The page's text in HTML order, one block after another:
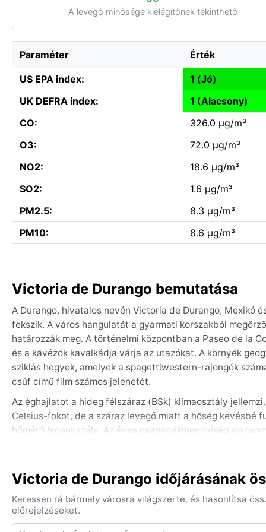
A levegő minősége kielégítőnek tekinthető
Paraméter Érték
US EPA index:
1 (Jó)
UK DEFRA index:
1 (Alacsony)
CO:
326.0 µg/m³
O3:
72.0 µg/m³
NO2:
18.6 µg/m³
SO2:
1.6 µg/m³
PM2.5:
8.3 µg/m³
PM10:
8.6 µg/m³
Victoria de Durango bemutatása
A Durango, hivatalos nevén Victoria de Durango, Mexikó
fekszik. A város hangulatát a gyarmati korszakból
határozzák meg. A történelmi központban a Paseo de la
és a kávézók kavalkádja várja az utazókat. A környék
sziklás hegyek, amelyek a spagettiwestern-rajongók
csúf című film számos jelenetét.
Az éghajlatot a hideg félszáraz (BSk) klímaosztály
Celsius-fokot, de a száraz levegő miatt a hőség kevésbé
hőmérő higanyszála. Az éves csapadékmennyiség
pláne.
Az ideális utazási időszak az ősz és a tavasz, amikor a
ritkábbak. Bár a várost nem sújtják trópusi ciklonok, a
homokviharszerű állapotokat idézhet elő. A legtöbb
Victoria de Durango időjárásának
Keressen rá bármely városra világszerte, és hasonlítsa
előrejelzéseket.